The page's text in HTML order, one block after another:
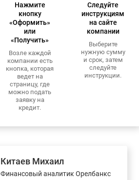
Нажмите
кнопку
«Оформить»
или
«Получить»
Возле каждой
компании есть
кнопка, которая
ведет на
страницу, где
можно подать
заявку на
кредит.
Следуйте
инструкциям
на сайте
компании
Выберите
нужную сумму
и срок, затем
следуйте
инструкции.
Китаев Михаил
Финансовый аналитик Орелбанкс